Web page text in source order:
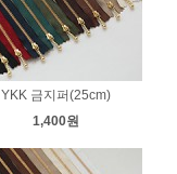
YKK 금지퍼(25cm)
1,400원